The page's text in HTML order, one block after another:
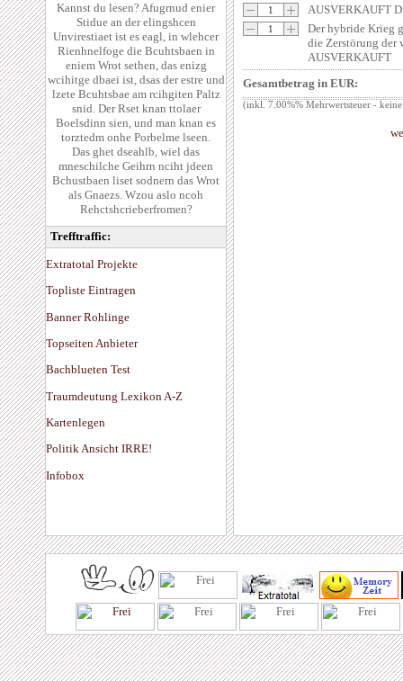
Kannst du lesen? Afugrnud enier
Stidue an der elingshcen
Unvirestiaet ist es eagl, in wlehcer
Rienhnelfoge die Bcuhtsbaen in
eniem Wrot sethen, das enizg
wcihitge dbaei ist, dsas der estre und
lzete Bcuhtsbae am rcihgiten Paltz
snid. Der Rset knan ttolaer
Boelsdinn sien, und man knan es
torztedm onhe Porbelme lseen.
Das ghet dseahlb, wiel das
mneschilche Geihrn nciht jdeen
Bchustbaen liset sodnern das Wrot
als Gnaezs. Wzou aslo ncoh
Rehctshcrieberfromen?
Trefftraffic:
Extratotal Projekte
Topliste Eintragen
Banner Rohlinge
Topseiten Anbieter
Bachblueten Test
Traumdeutung Lexikon A-Z
Kartenlegen
Politik Ansicht IRRE!
Infobox
AUSVERKAUFT
Der hybride Krieg
die Zerstörung
AUSVERKAUFT
Gesamtbetrag in EUR:
(inkl. 7.00%% Mehrwertsteuer - keine